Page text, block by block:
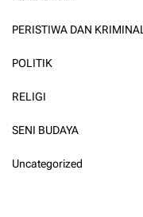
PERISTIWA DAN KRIMINAL
POLITIK
RELIGI
SENI BUDAYA
Uncategorized